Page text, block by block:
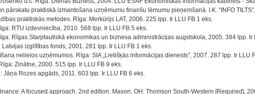
pārskatu praktiskā izmantošana uzņēmumu finanšu lēmumu pieņemšanā. I.K. “INFO
praktiskās metodes. Rīga: Merkūrijs LAT, 2006. 225 lpp. Ir LLU FB 1 eks.
RTU izdevniecība, 2010. 568 lpp. Ir LLU FB 5 eks.
Rīgas Starptautiskā ekonomikas un biznesa administrācijas augstskola, 2005. 384 lpp. Ir
izglītības fonds, 2001. 281 lpp. Ir LLU FB 1 eks.
nelielos uzņēmumos. Rīga: SIA „Lietišķās informācijas dienests”, 2007. 287 lpp. Ir LLU
Zinātne, 2000. 515 lpp. Ir LLU FB 9 eks.
Jāņa Rozes apgāds, 2011. 603 lpp. Ir LLU FB 6 eks.
A focused approach. 2nd edition. Mason, OH: Thomson South-Western [Required],